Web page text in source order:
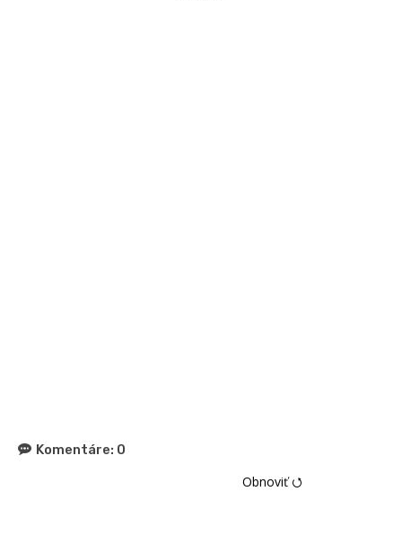
Komentáre: 0
Obnoviť ⭯